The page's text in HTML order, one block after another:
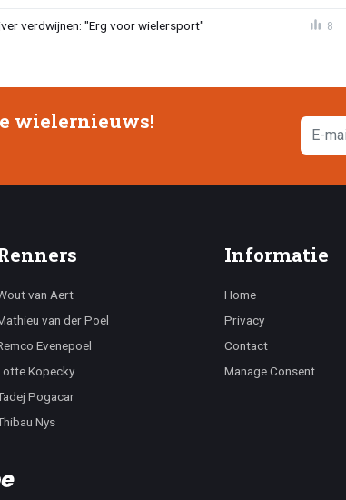
verdwijnen: "Erg voor wielersport" 8
wielernieuws!
van Aert
van der Poel
Evenepoel
Kopecky
Pogacar
Nys
Informatie
Home
Privacy
Contact
Manage Consent